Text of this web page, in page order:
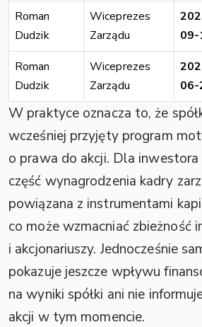
Roman
Dudzik
Wiceprezes
Zarządu
09-
Roman
Dudzik
Wiceprezes
Zarządu
06-
W praktyce oznacza to, że
wcześniej przyjęty program
o prawa do akcji. Dla inwestora
część wynagrodzenia kadry
powiązana z instrumentami
co może wzmacniać zbieżność
i akcjonariuszy. Jednocześnie
pokazuje jeszcze wpływu
na wyniki spółki ani nie
akcji w tym momencie.